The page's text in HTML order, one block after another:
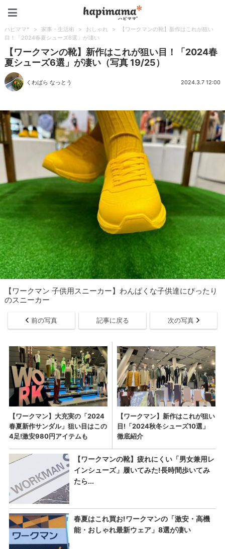
ハピママ* > 家事・生活術 > おしゃれ >
【ワークマンの靴】新作はこれが狙い
目！「2024春夏シューズ6選」が凄い
【ワークマンの靴】新作はこれが狙い目！「2024春
夏シューズ6選」が凄い（写真 19/25）
くわばら なっとう 2024.3.7 12:00
【ワークマン 子供用スニーカー】わんぱくな子供達にぴったり
のスニーカー
前の写真 記事に戻る 次の写真